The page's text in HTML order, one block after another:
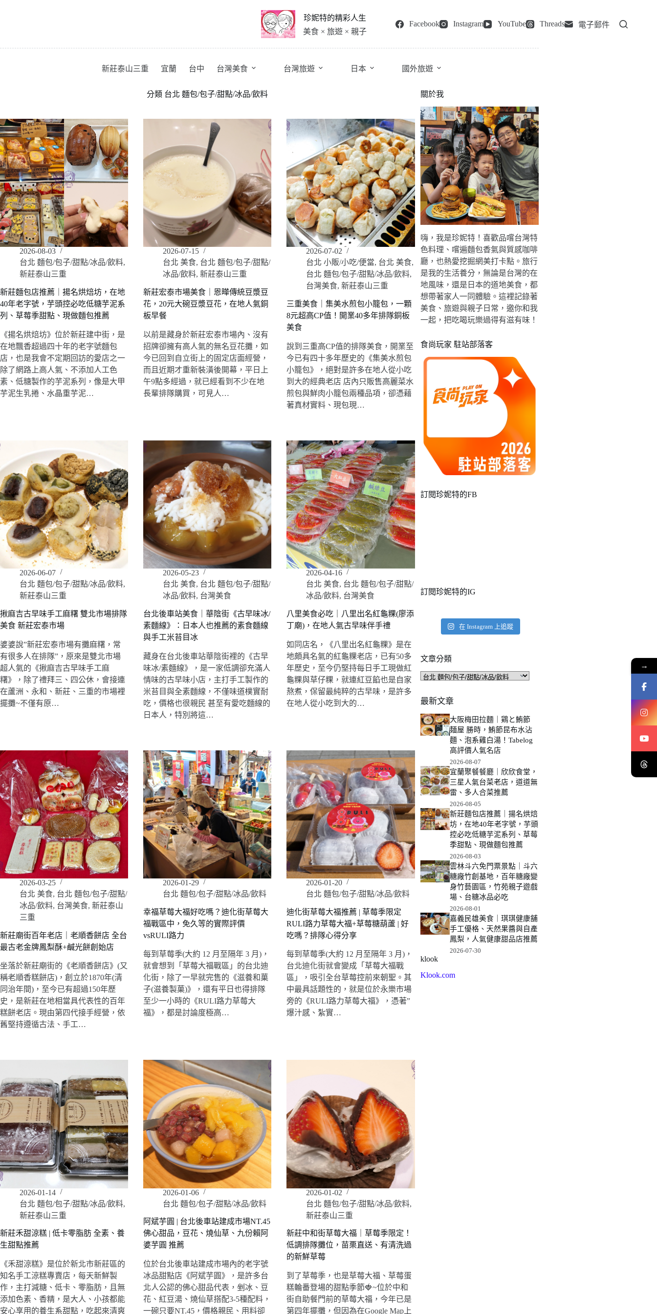
珍妮特的精彩人生
美食 × 旅遊 × 親子
Facebook Instagram YouTube Threads 電子郵件
新莊泰山三重 宜蘭 台中 台灣美食 台灣旅遊 日本 國外旅遊
分類 台北 麵包/包子/甜點/冰品/飲料
2026-08-03
台北 麵包/包子/甜點/冰品/飲料,
新莊泰山三重
新莊麵包店推薦｜揚名烘焙坊，在地
40年老字號，芋頭控必吃低糖芋泥系
列、草莓季甜點、現做麵包推薦
《揚名烘焙坊》位於新莊建中街，是
在地飄香超過四十年的老字號麵包
店，也是我會不定期回訪的愛店之一
除了網路上高人氣、不添加人工色
素、低糖製作的芋泥系列，像是大甲
芋泥生乳捲、水晶重芋泥…
2026-07-15
台北 美食, 台北 麵包/包子/甜點/
冰品/飲料,新莊泰山三重
新莊宏泰市場美食｜恩曄傳統豆漿豆
花，20元大碗豆漿豆花，在地人氣銅
板早餐
以前是藏身於新莊宏泰市場內、沒有
招牌卻擁有高人氣的無名豆花攤，如
今已回到自立街上的固定店面經營，
而且近期才重新裝潢後開幕，平日上
午9點多經過，就已經看到不少在地
長輩排隊購買，可見人…
2026-07-02
台北 小販/小吃/便當, 台北 美食,
台北 麵包/包子/甜點/冰品/飲料,
台灣美食,新莊泰山三重
三重美食｜集美水煎包小籠包，一顆
8元超高CP值！開業40多年排隊銅板
美食
說到三重高CP值的排隊美食，開業至
今已有四十多年歷史的《集美水煎包
小籠包》，絕對是許多在地人從小吃
到大的經典老店 店內只販售高麗菜水
煎包與鮮肉小籠包兩種品項，卻憑藉
著真材實料、現包現…
2026-06-07
台北 麵包/包子/甜點/冰品/飲料,
新莊泰山三重
揪麻吉古早味手工麻糬 雙北市場排隊
美食 新莊宏泰市場
婆婆說”新莊宏泰市場有攤麻糬，常
有很多人在排隊”，原來是雙北市場
超人氣的《揪麻吉古早味手工麻
糬》，除了禮拜三、四公休，會接連
在蘆洲、永和、新莊、三重的市場裡
擺攤~不僅有原…
2026-05-23
台北 美食, 台北 麵包/包子/甜點/
冰品/飲料, 台灣美食
台北後車站美食｜華陰街《古早味冰/
素麵線》：日本人也推薦的素食麵線
與手工米苔目冰
藏身在台北後車站華陰街裡的《古早
味冰/素麵線》，是一家低調卻充滿人
情味的古早味小店，主打手工製作的
米苔目與全素麵線，不僅味道樸實耐
吃，價格也很親民 甚至有愛吃麵線的
日本人，特別將這…
2026-04-16
台北 美食, 台北 麵包/包子/甜點/
冰品/飲料, 台灣美食
八里美食必吃｜八里出名紅龜粿(廖添
丁廟)，在地人氣古早味伴手禮
如同店名，《八里出名紅龜粿》是在
地頗具名氣的紅龜粿老店，已有50多
年歷史，至今仍堅持每日手工現做紅
龜粿與草仔粿，就連紅豆餡也是自家
熬煮，保留最純粹的古早味，是許多
在地人從小吃到大的…
2026-03-25
台北 美食, 台北 麵包/包子/甜點/
冰品/飲料, 台灣美食, 新莊泰山
三重
新莊廟街百年老店｜老順香餅店 全台
最古老金牌鳳梨酥+鹹光餅創始店
坐落於新莊廟街的《老順香餅店》(又
稱老順香糕餅店)，創立於1870年(清
同治年間)，至今已有超過150年歷
史，是新莊在地相當具代表性的百年
糕餅老店。現由第四代接手經營，依
舊堅持遵循古法、手工…
2026-01-29
台北 麵包/包子/甜點/冰品/飲料
幸福草莓大福好吃嗎？迪化街草莓大
福戰區中，免久等的實際評價
vsRULI路力
每到草莓季(大約 12 月至隔年 3 月)，
就會想到「草莓大福戰區」的台北迪
化街，除了一早就完售的《滋養和菓
子(滋養製菓)》，還有平日也得排隊
至少一小時的《RULI路力草莓大
福》，都是討論度極高…
2026-01-20
台北 麵包/包子/甜點/冰品/飲料
迪化街草莓大福推薦 | 草莓季限定
RULI路力草莓大福+草莓糖葫蘆 | 好
吃嗎？排隊心得分享
每到草莓季(大約 12 月至隔年 3 月)，
台北迪化街就會變成「草莓大福戰
區」，吸引全台草莓控前來朝聖。其
中最具話題性的，就是位於永樂市場
旁的《RULI路力草莓大福》，憑著”
爆汁感、紮實…
2026-01-14
台北 麵包/包子/甜點/冰品/飲料,
新莊泰山三重
新莊禾甜涼糕 | 低卡零脂肪 全素、養
生甜點推薦
《禾甜涼糕》是位於新北市新莊區的
知名手工涼糕專賣店，每天新鮮製
作，主打減糖、低卡、零脂肪，且無
添加色素、香精，是大人、小孩都能
安心享用的養生系甜點，吃起來清爽
2026-01-06
台北 麵包/包子/甜點/冰品/飲料
阿斌芋圓 | 台北後車站建成市場NT.45
佛心甜品，豆花、燒仙草、九份賴阿
婆芋圓 推薦
位於台北後車站建成市場內的老字號
冰品甜點店《阿斌芋圓》，是許多台
北人公認的佛心甜品代表，剉冰、豆
花、紅豆湯、燒仙草搭配3-5種配料，
一碗只要NT.45，價格親民、用料卻
2026-01-02
台北 麵包/包子/甜點/冰品/飲料,
新莊泰山三重
新莊中和街草莓大福｜草莓季限定！
低調排隊攤位，苗栗直送、有清洗過
的新鮮草莓
到了草莓季，也是草莓大福、草莓蛋
糕輪番登場的甜點季節🍓~位於中和
街自助餐門前的草莓大福，今年已是
第四年擺攤，但因為在Google Map上
關於我
嗨，我是珍妮特！喜歡品嚐台灣特
色料理、嚐遍麵包香氣與質感咖啡
廳，也熱愛挖掘網美打卡點。旅行
是我的生活養分，無論是台灣的在
地風味，還是日本的道地美食，都
想帶著家人一同體驗。這裡記錄著
美食、旅遊與親子日常，邀你和我
一起，把吃喝玩樂過得有滋有味！
食尚玩家 駐站部落客
訂閱珍妮特的FB
訂閱珍妮特的IG
在 Instagram 上追蹤
文章分類
文
分
類
最新文章
大阪梅田拉麵｜鶏と鮪節
麺屋 勝時，鮪節昆布水沾
麵、泡系雞白湯！Tabelog
高評價人氣名店
2026-08-07
宜蘭聚餐餐廳｜欣欣食堂，
三星人氣台菜老店，道道無
雷、多人合菜推薦
2026-08-05
新莊麵包店推薦｜揚名烘焙
坊，在地40年老字號，芋頭
控必吃低糖芋泥系列、草莓
季甜點、現做麵包推薦
2026-08-03
雲林斗六免門票景點｜斗六
糖廠竹創基地，百年糖廠變
身竹藝園區，竹苑親子遊戲
場、台糖冰品必吃
2026-08-01
嘉義民雄美食｜琪琪健康舖
手工優格、天然果醬與自產
鳳梨，人氣健康甜品店推薦
2026-07-30
klook
Klook.com
→